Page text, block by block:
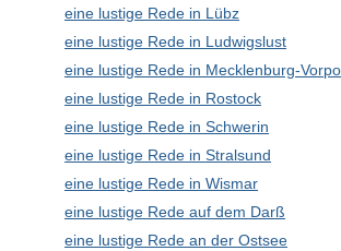
eine lustige Rede in Lübz
eine lustige Rede in Ludwigslust
eine lustige Rede in Mecklenburg-
eine lustige Rede in Rostock
eine lustige Rede in Schwerin
eine lustige Rede in Stralsund
eine lustige Rede in Wismar
eine lustige Rede auf dem Darß
eine lustige Rede an der Ostsee